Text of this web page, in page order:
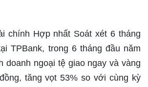
chính Hợp nhất Soát xét 6 tháng
TPBank, trong 6 tháng đầu năm
doanh ngoại tệ giao ngay và vàng
tăng vọt 53% so với cùng kỳ